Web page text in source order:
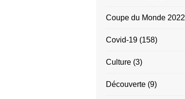
Coupe du Monde 2022
Covid-19 (158)
Culture (3)
Découverte (9)